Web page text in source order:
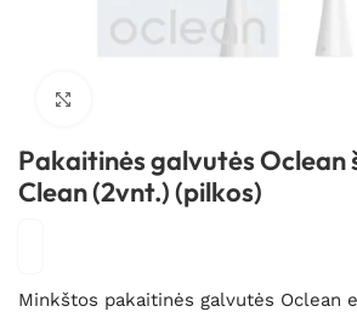
Pakaitinės galvutės Oclean
Clean (2vnt.) (pilkos)
Minkštos pakaitinės galvutės Oclean